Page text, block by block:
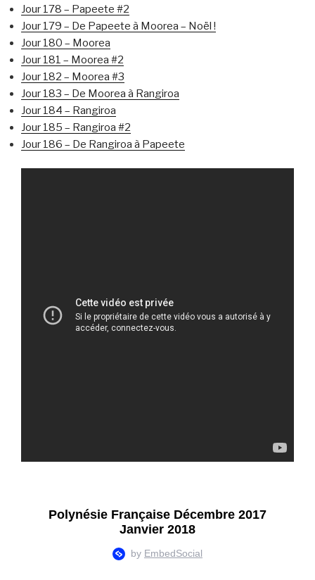
Jour 178 – Papeete #2
Jour 179 – De Papeete à Moorea – Noël !
Jour 180 – Moorea
Jour 181 – Moorea #2
Jour 182 – Moorea #3
Jour 183 – De Moorea à Rangiroa
Jour 184 – Rangiroa
Jour 185 – Rangiroa #2
Jour 186 – De Rangiroa à Papeete